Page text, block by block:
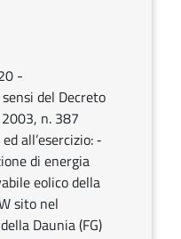
-
del Decreto
n. 387
all’esercizio: ‐
di energia
eolico della
sito nel
Daunia (FG)